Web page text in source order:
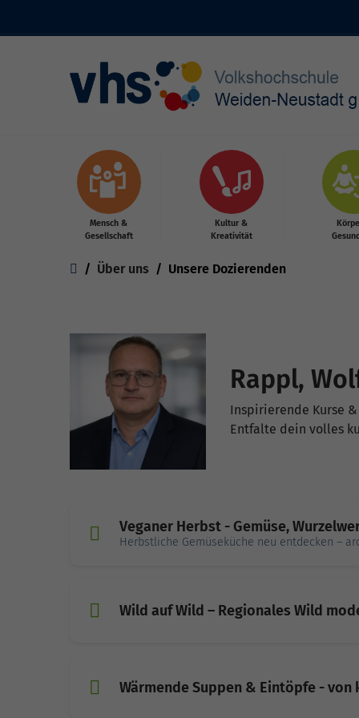
Mensch &
Gesellschaft
Kultur &
Kreativität
You are here:
Über uns Unsere Dozierenden
Rappl,
Inspirierende Kurse
Entfalte dein volles
Veganer Herbst - Gemüse,
Herbstliche Gemüseküche neu entdecken –
Wild auf Wild – Regionales Wild
Wärmende Suppen & Eintöpfe -